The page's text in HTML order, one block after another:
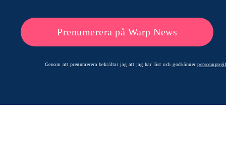
Prenumerera på Warp News
Genom att prenumerera bekräftar jag att jag har läst och godkänner